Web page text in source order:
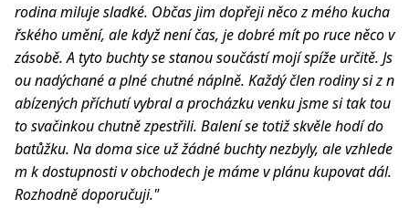
rodina miluje sladké. Občas jim dopřeji něco z mého kucha
řského umění, ale když není čas, je dobré mít po ruce něco v
zásobě. A tyto buchty se stanou součástí mojí spíže určitě. Js
ou nadýchané a plné chutné náplně. Každý člen rodiny si z n
abízených příchutí vybral a procházku venku jsme si tak tou
to svačinkou chutně zpestřili. Balení se totiž skvěle hodí do
batůžku. Na doma sice už žádné buchty nezbyly, ale vzhlede
m k dostupnosti v obchodech je máme v plánu kupovat dál.
Rozhodně doporučuji."